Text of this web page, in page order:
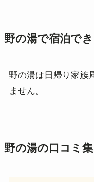
野の湯で宿泊で
野の湯は日帰り家族
ません。
野の湯の口コミ